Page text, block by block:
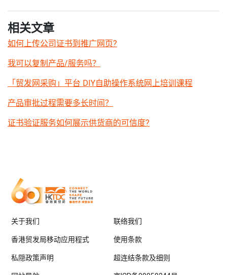
相关文章
如何上传公司证书到推广网页?
我可以复制产品/服务吗？
「贸发网采购」平台 DIY自助操作系统网上培训课程
产品审批过程需要多长时间？
证书验证服务如何展示供货商的可信度?
关于我们 联络我们
香港贸发局移动应用程式 使用条款
私隠政策声明 超连结条款及细则